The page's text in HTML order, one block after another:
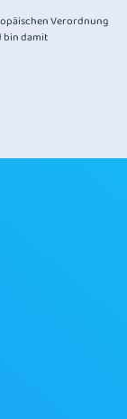
Verordnung
bin damit